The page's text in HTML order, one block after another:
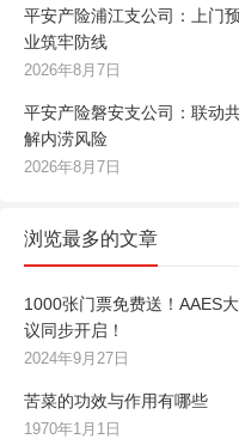
平安产险浦江支公司：上门
业筑牢防线
2026年8月7日
平安产险磐安支公司：联动
解内涝风险
2026年8月7日
浏览最多的文章
1000张门票免费送！AAES
议同步开启！
2024年9月27日
苦菜的功效与作用有哪些
1970年1月1日